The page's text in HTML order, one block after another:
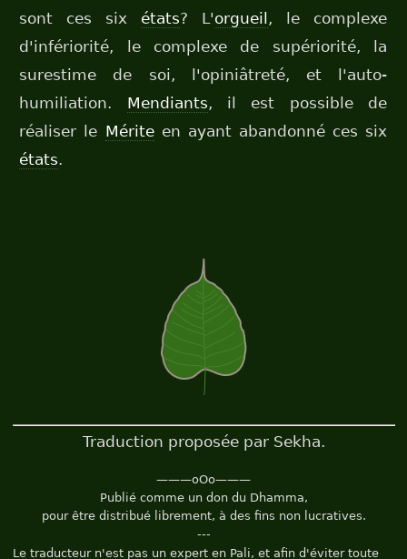
sont ces six états? L'orgueil , le complexe
d'infériorité, le complexe de supériorité, la
surestime de soi, l'opiniâtreté, et l'auto-
humiliation. Mendiants, il est possible de
réaliser le Mériteen ayant abandonné ces six
états.
Traduction proposée par Sekha.
———oOo———
Publié comme un don du Dhamma,
pour être distribué librement, à des fins non lucratives.
---
Le traducteur n'est pas un expert en Pali, et afin d'éviter toute